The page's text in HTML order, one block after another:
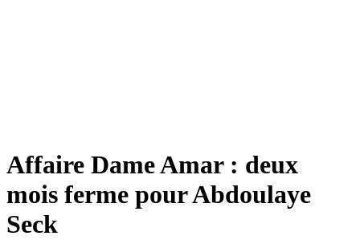
Affaire Dame Amar : deux
mois ferme pour Abdoulaye
Seck